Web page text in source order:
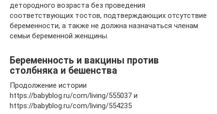
детородного возраста без проведения
соответствующих тостов, подтверждающих отсутствие
беременности, а также не должна назначаться членам
семьи беременной женщины.
Беременность и вакцины против
столбняка и бешенства
Продолжение истории
https://babyblog.ru/com/living/555037 и
https://babyblog.ru/com/living/554235